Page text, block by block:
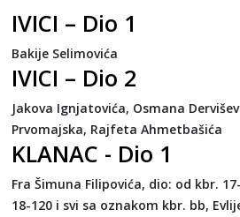
IVICI – Dio 1
Bakije Selimovića
IVICI – Dio 2
Jakova Ignjatovića, Osmana
Prvomajska, Rajfeta Ahmetbašića
KLANAC - Dio 1
Fra Šimuna Filipovića, dio: od kbr.
18-120 i svi sa oznakom kbr. bb,